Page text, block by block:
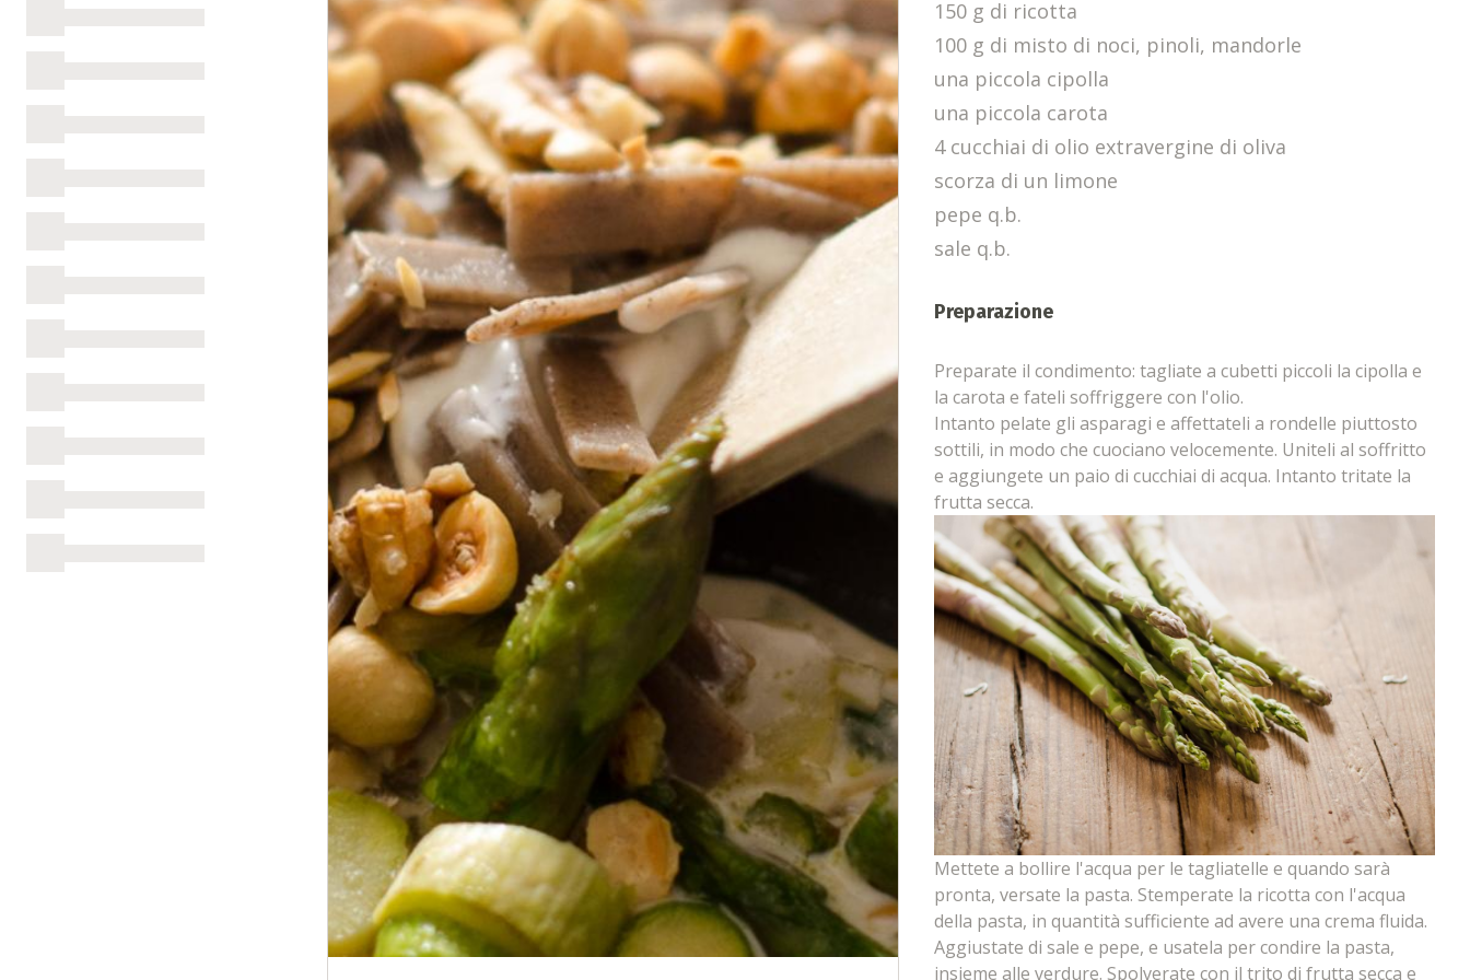
150 g di ricotta
100 g di misto di noci, pinoli, mandorle
una piccola cipolla
una piccola carota
4 cucchiai di olio extravergine di oliva
scorza di un limone
pepe q.b.
sale q.b.
Preparazione
Preparate il condimento: tagliate a cubetti piccoli la cipolla e
la carota e fateli soffriggere con l'olio.
Intanto pelate gli asparagi e affettateli a rondelle piuttosto
sottili, in modo che cuociano velocemente. Uniteli al soffritto
e aggiungete un paio di cucchiai di acqua. Intanto tritate la
frutta secca.
Mettete a bollire l'acqua per le tagliatelle e quando sarà
pronta, versate la pasta. Stemperate la ricotta con l'acqua
della pasta, in quantità sufficiente ad avere una crema fluida.
Aggiustate di sale e pepe, e usatela per condire la pasta,
insieme alle verdure. Spolverate con il trito di frutta secca e